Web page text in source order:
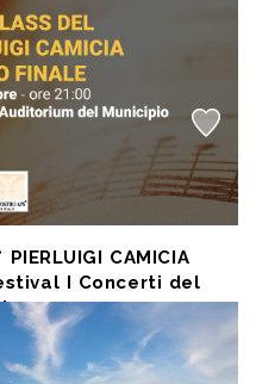
PIERLUIGI CAMICIA
I Concerti del
Comunale Cutrofiano
€ 11,20